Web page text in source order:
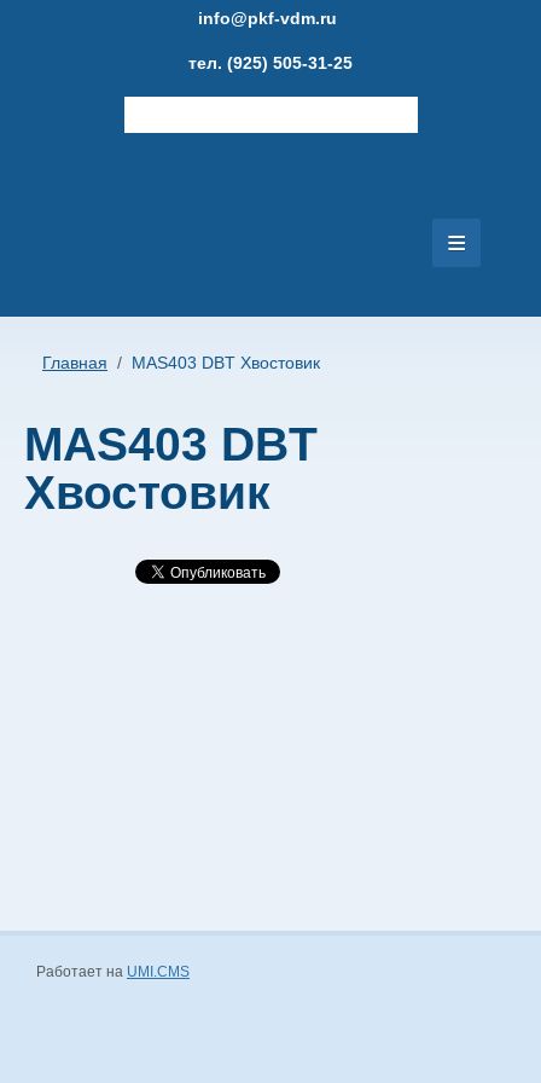
info@pkf-vdm.ru
тел. (925) 505-31-25
≡
Каталог товаров
Фотогалерея
Публикации
Контакты ООО "ПКФ-ВДМ"
Главная / MAS403 DBT Хвостовик
MAS403 DBT
Хвостовик
Работает на UMI.CMS